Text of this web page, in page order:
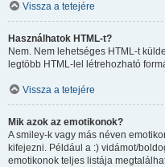
Vissza a tetejére
Használhatok HTML-t?
Nem. Nem lehetséges HTML-t
legtöbb HTML-lel létrehozható
Vissza a tetejére
Mik azok az emotikonok?
A smiley-k vagy más néven
kifejezni. Például a :) vidámot/
emotikonok teljes listája